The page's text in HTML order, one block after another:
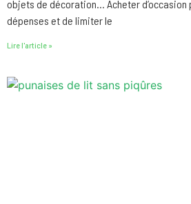
objets de décoration… Acheter d’occasion
dépenses et de limiter le
Lire l'article »